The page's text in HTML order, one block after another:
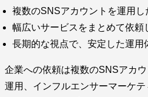
複数のSNSアカウントを運用し
幅広いサービスをまとめて依頼
長期的な視点で、安定した運用
企業への依頼は複数のSNSアカ
運用、インフルエンサーマーケ